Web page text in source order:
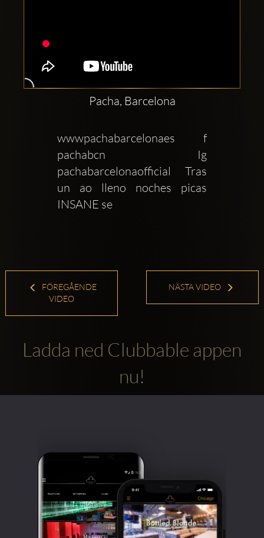
sociala
konton
Pacha, Barcelona
wwwpachabarcelonaes f
pachabcn Ig
pachabarcelonaofficial Tras
un ao lleno noches picas
INSANE se
FÖREGÅENDE
VIDEO
NÄSTA VIDEO
Ladda ned Clubbable appen
nu!